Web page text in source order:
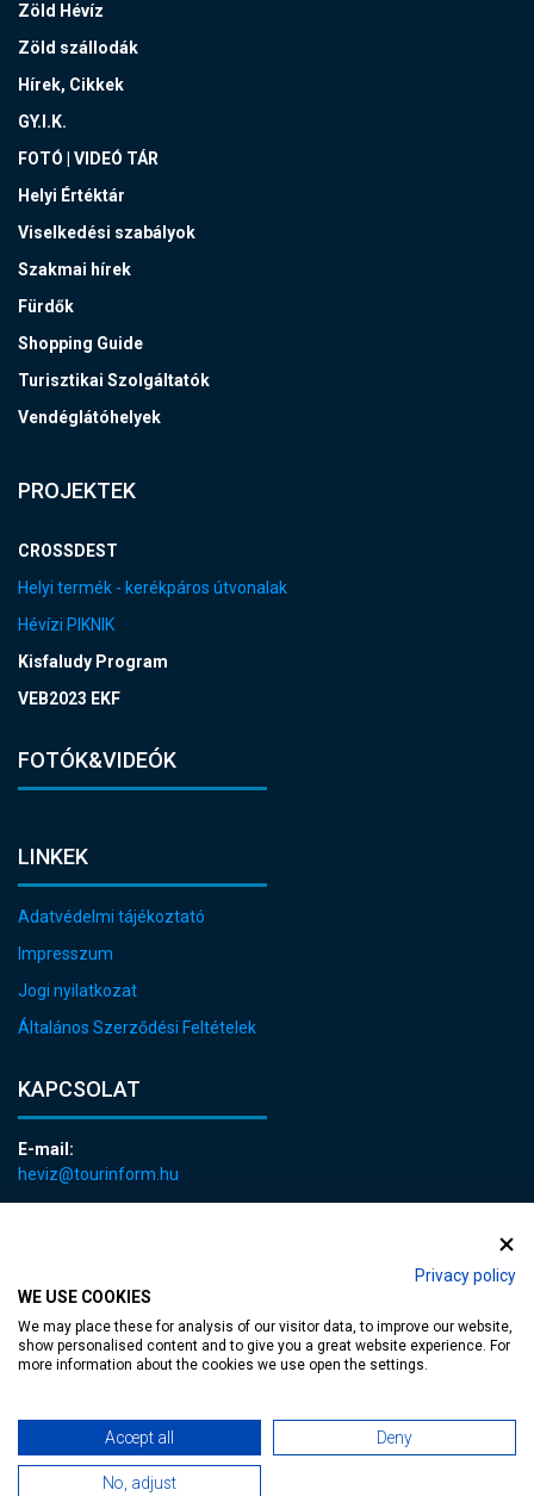
Privacy policy
WE USE COOKIES
We may place these for analysis of our visitor data, to improve our website,
show personalised content and to give you a great website experience. For
more information about the cookies we use open the settings.
Accept all Deny
No, adjust
Zöld Hévíz
Zöld szállodák
Hírek, Cikkek
GY.I.K.
FOTÓ | VIDEÓ TÁR
Helyi Értéktár
Viselkedési szabályok
Szakmai hírek
Fürdők
Shopping Guide
Turisztikai Szolgáltatók
Vendéglátóhelyek
PROJEKTEK
CROSSDEST
Helyi termék - kerékpáros útvonalak
Hévízi PIKNIK
Kisfaludy Program
VEB2023 EKF
FOTÓK&VIDEÓK
LINKEK
Adatvédelmi tájékoztató
Impresszum
Jogi nyilatkozat
Általános Szerződési Feltételek
KAPCSOLAT
E-mail:
heviz@tourinform.hu
Designed byMediaGum